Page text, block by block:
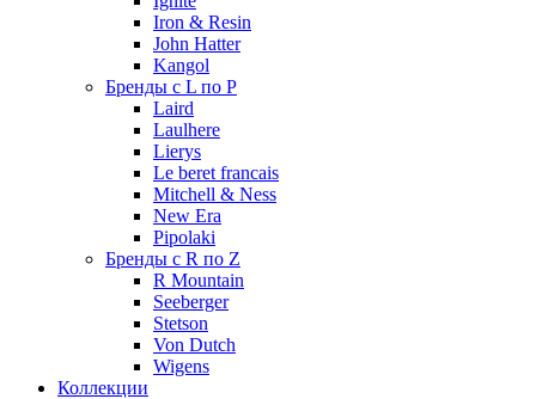
Iron & Resin
John Hatter
Kangol
Бренды с L по P
Laird
Laulhere
Lierys
Le beret francais
Mitchell & Ness
New Era
Pipolaki
Бренды с R по Z
R Mountain
Seeberger
Stetson
Von Dutch
Wigens
Коллекции